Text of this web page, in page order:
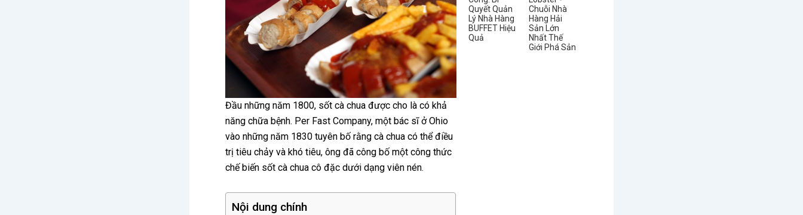
Đầu những năm 1800, sốt cà chua được cho là có khả
năng chữa bệnh. Per Fast Company, một bác sĩ ở Ohio
vào những năm 1830 tuyên bố rằng cà chua có thể điều
trị tiêu chảy và khó tiêu, ông đã công bố một công thức
chế biến sốt cà chua cô đặc dưới dạng viên nén.
Nội dung chính
Quyết Quản
Lý Nhà Hàng
BUFFET Hiệu
Quả
Chuỗi Nhà
Hàng Hải
Sản Lớn
Nhất Thế
Giới Phá Sản